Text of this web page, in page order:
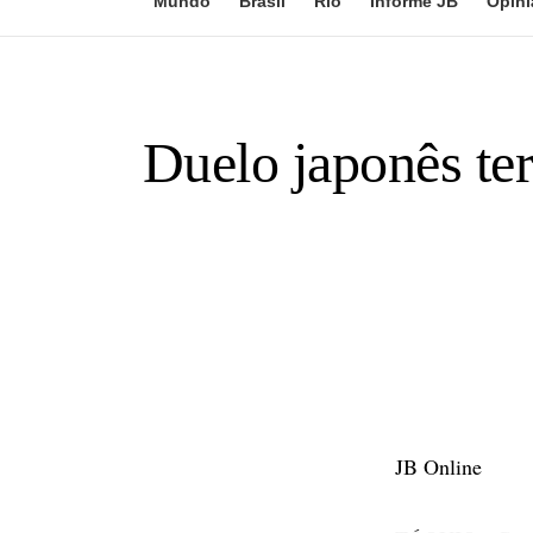
Duelo japonês
JB Online